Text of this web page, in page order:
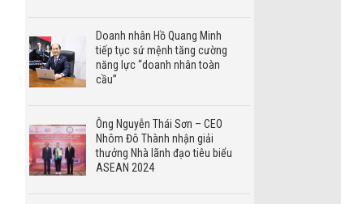
Doanh nhân Hồ Quang Minh
tiếp tục sứ mệnh tăng cường
năng lực “doanh nhân toàn
cầu”
Ông Nguyễn Thái Sơn – CEO
Nhôm Đô Thành nhận giải
thưởng Nhà lãnh đạo tiêu biểu
ASEAN 2024